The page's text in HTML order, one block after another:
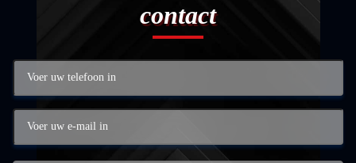
contact